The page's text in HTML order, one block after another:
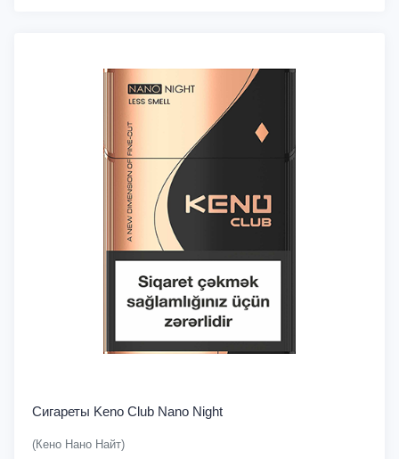
Сигареты Keno Club Nano Night
(Кено Нано Найт)